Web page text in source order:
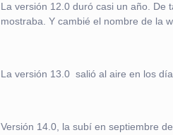
La versión 12.0 duró casi un año.
mostraba. Y cambié el nombre de la
La versión 13.0 salió al aire en los
Versión 14.0, la subí en septiembre